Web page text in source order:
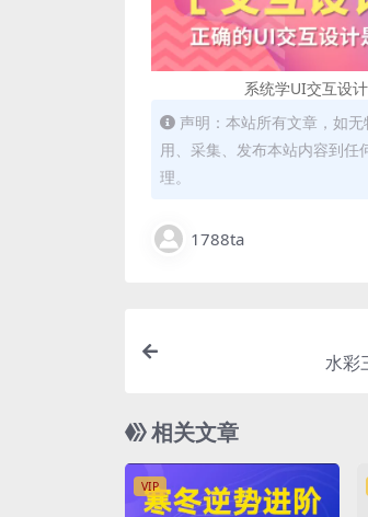
系统学UI交互设计
声明：本站所有文章，如
用、采集、发布本站内容到任
理。
1788ta
水彩
相关文章
VIP